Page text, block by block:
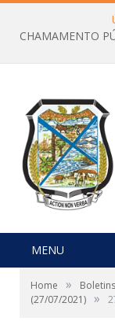
MENU
Home »
(27/07/2021) »